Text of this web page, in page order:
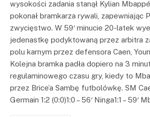
wysokości zadania stanął Kylian
pokonał bramkarza rywali, zapewniając
zwycięstwo. W 59′ minucie 20-latek
jedenastkę podyktowaną przez arbitra
polu karnym przez defensora Caen,
Kolejna bramka padła dopiero na 3
regulaminowego czasu gry, kiedy to
przez Brice’a Sambę futbolówkę. SM
Germain 1:2 (0:0)1:0 – 56′ Ninga1:1 – 59′